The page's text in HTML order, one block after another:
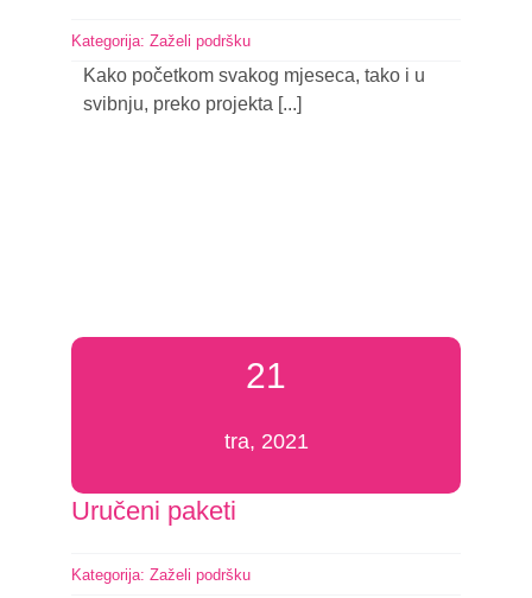
Kategorija: Zaželi podršku
Kako početkom svakog mjeseca, tako i u
svibnju, preko projekta [...]
21
tra, 2021
Uručeni paketi
Kategorija: Zaželi podršku